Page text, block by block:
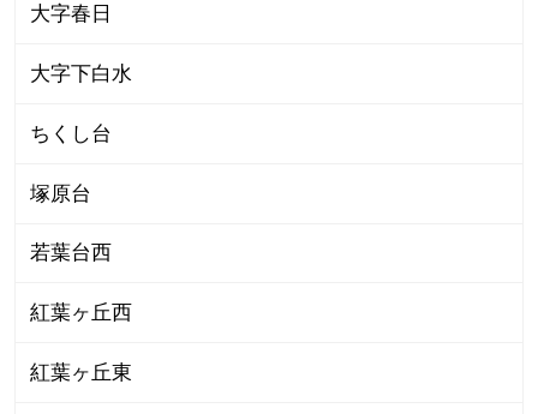
大字春日
大字下白水
ちくし台
塚原台
若葉台西
紅葉ヶ丘西
紅葉ヶ丘東